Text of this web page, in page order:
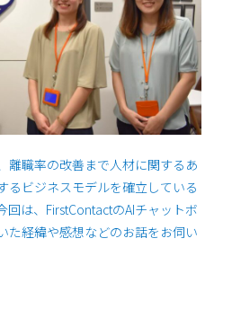
離職率の改善まで人材に関するあ
るビジネスモデルを確立している
回は、FirstContactのAIチャットボ
た経緯や感想などのお話をお伺い